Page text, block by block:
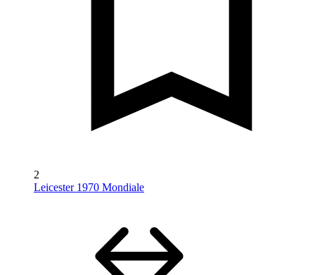
2
Leicester 1970 Mondiale